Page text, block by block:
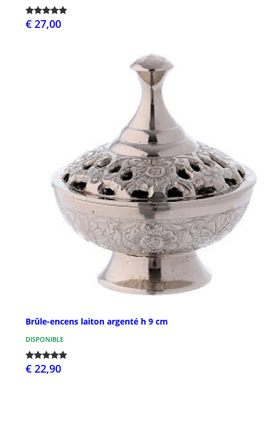
€ 27,00
Brûle-encens laiton argenté h 9 cm
DISPONIBLE
€ 22,90